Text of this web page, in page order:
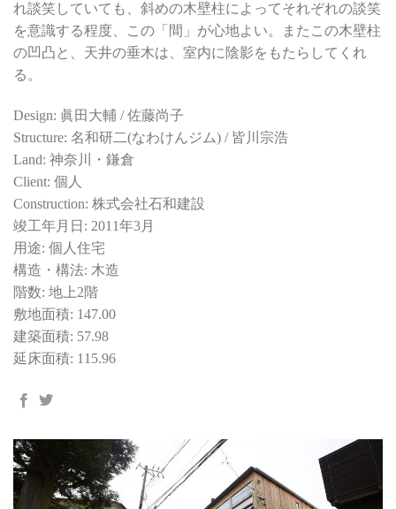
れ談笑していても、斜めの木壁柱によってそれぞれの談笑
を意識する程度、この「間」が心地よい。またこの木壁柱
の凹凸と、天井の垂木は、室内に陰影をもたらしてくれ
る。
Design: 眞田大輔 / 佐藤尚子
Structure: 名和研二(なわけんジム) / 皆川宗浩
Land: 神奈川・鎌倉
Client: 個人
Construction: 株式会社石和建設
竣工年月日: 2011年3月
用途: 個人住宅
構造・構法: 木造
階数: 地上2階
敷地面積: 147.00
建築面積: 57.98
延床面積: 115.96